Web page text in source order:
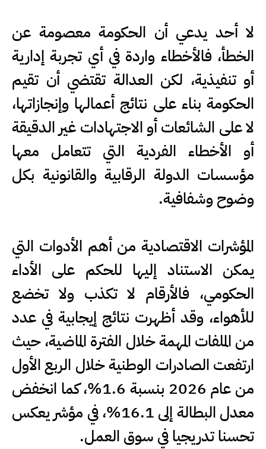
لا أحد يدعي أن الحكومة معصومة عن
الخطأ، فالأخطاء واردة في أي تجربة إدارية
أو تنفيذية، لكن العدالة تقتضي أن تقيم
الحكومة بناء على نتائج أعمالها وإنجازاتها،
لا على الشائعات أو الاجتهادات غير الدقيقة
أو الأخطاء الفردية التي تتعامل معها
مؤسسات الدولة الرقابية والقانونية بكل
وضوح وشفافية.
المؤشرات الاقتصادية من أهم الأدوات التي
يمكن الاستناد إليها للحكم على الأداء
الحكومي، فالأرقام لا تكذب ولا تخضع
للأهواء، وقد أظهرت نتائج إيجابية في عدد
من الملفات المهمة خلال الفترة الماضية، حيث
ارتفعت الصادرات الوطنية خلال الربع الأول
من عام 2026 بنسبة 1.6%، كما انخفض
معدل البطالة إلى 16.1%، في مؤشر يعكس
تحسنا تدريجيا في سوق العمل.